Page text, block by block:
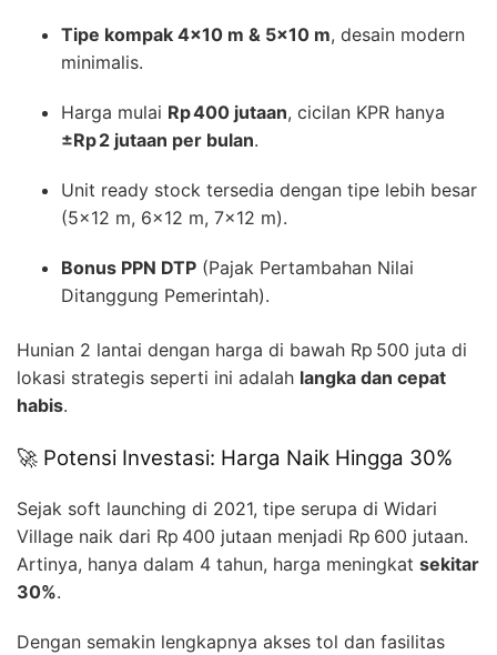
Tipe kompak 4×10 m & 5×10 m, desain modern
minimalis.
Harga mulai Rp 400 jutaan, cicilan KPR hanya
±Rp 2 jutaan per bulan.
Unit ready stock tersedia dengan tipe lebih besar
(5×12 m, 6×12 m, 7×12 m).
Bonus PPN DTP (Pajak Pertambahan Nilai
Ditanggung Pemerintah).
Hunian 2 lantai dengan harga di bawah Rp 500 juta di
lokasi strategis seperti ini adalah langka dan cepat
habis.
🚀 Potensi Investasi: Harga Naik Hingga 30%
Sejak soft launching di 2021, tipe serupa di Widari
Village naik dari Rp 400 jutaan menjadi Rp 600 jutaan.
Artinya, hanya dalam 4 tahun, harga meningkat sekitar
30%.
Dengan semakin lengkapnya akses tol dan fasilitas